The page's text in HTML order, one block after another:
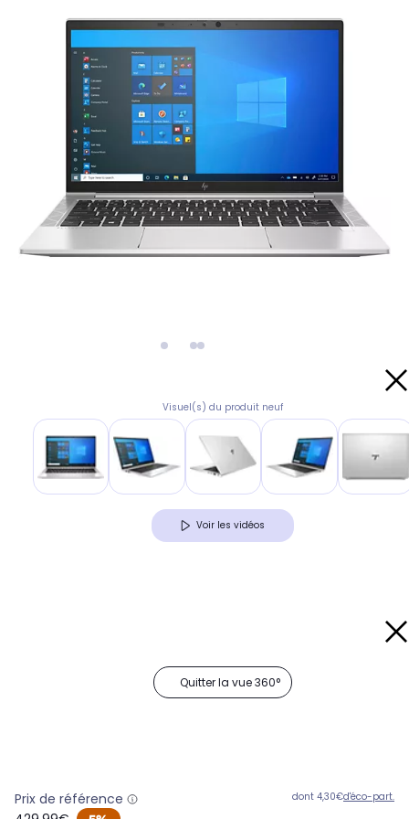
Visuel(s) du produit neuf
Voir les vidéos
Quitter la vue 360°
Prix de référence
dont 4,30€d'éco-part.